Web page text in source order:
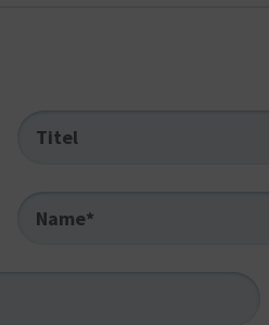
Titel
Name*